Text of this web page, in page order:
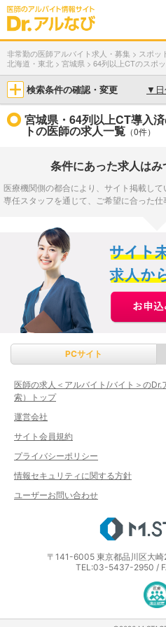
非常勤の医師アルバイト求人・募集 > スポッ
北海道・東北 > 宮城県 > 64列以上CTのスポ
検索条件の確認・変更 ▼
宮城県・64列以上CT導入
トの医師の求人一覧 （0件）
条件にあった求人は
医療機関側の都合により、サイト掲載して
専任スタッフを通じて、ご希望に合った仕
PCサイト
医師の求人＜アルバイト/バイト＞の
索）トップ
運営会社
サイト会員規約
プライバシーポリシー
情報セキュリティに関する方針
ユーザーお問い合わせ
〒141-6005 東京都品川区大
TEL:03-5437-2950 /